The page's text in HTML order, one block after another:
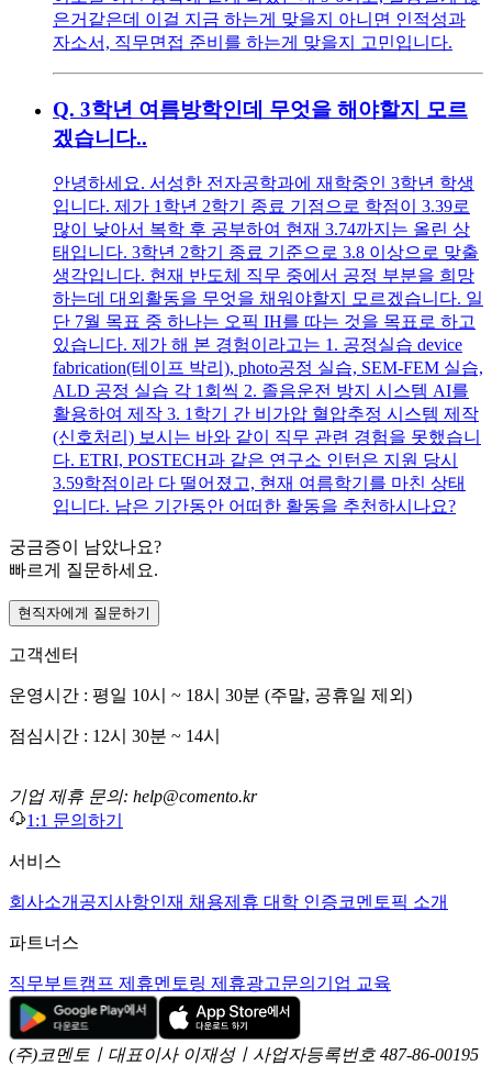
은거같은데 이걸 지금 하는게 맞을지 아니면 인적성과
자소서, 직무면접 준비를 하는게 맞을지 고민입니다.
Q. 3학년 여름방학인데 무엇을 해야할지 모르
겠습니다..
안녕하세요. 서성한 전자공학과에 재학중인 3학년 학생
입니다. 제가 1학년 2학기 종료 기점으로 학점이 3.39로
많이 낮아서 복학 후 공부하여 현재 3.74까지는 올린 상
태입니다. 3학년 2학기 종료 기준으로 3.8 이상으로 맞출
생각입니다. 현재 반도체 직무 중에서 공정 부분을 희망
하는데 대외활동을 무엇을 채워야할지 모르겠습니다. 일
단 7월 목표 중 하나는 오픽 IH를 따는 것을 목표로 하고
있습니다. 제가 해 본 경험이라고는 1. 공정실습 device
fabrication(테이프 박리), photo공정 실습, SEM-FEM 실습,
ALD 공정 실습 각 1회씩 2. 졸음운전 방지 시스템 AI를
활용하여 제작 3. 1학기 간 비가압 혈압추정 시스템 제작
(신호처리) 보시는 바와 같이 직무 관련 경험을 못했습니
다. ETRI, POSTECH과 같은 연구소 인턴은 지원 당시
3.59학점이라 다 떨어졌고, 현재 여름학기를 마친 상태
입니다. 남은 기간동안 어떠한 활동을 추천하시나요?
궁금증이 남았나요?
빠르게 질문하세요.
현직자에게 질문하기
고객센터
운영시간 : 평일 10시 ~ 18시 30분 (주말, 공휴일 제외)
점심시간 : 12시 30분 ~ 14시
기업 제휴 문의: help@comento.kr
1:1 문의하기
서비스
회사소개 공지사항인재 채용제휴 대학 인증코멘토픽 소개
파트너스
직무부트캠프 제휴멘토링 제휴광고문의 기업 교육
(주)코멘토ㅣ대표이사 이재성ㅣ사업자등록번호 487-86-00195